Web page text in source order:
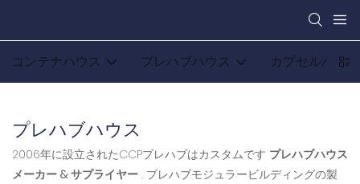
コンテナハウス プレハブハウス カプセルハウス
プレハブハウス
2006年に設立されたCCPプレハブはカスタムです プレハブハウス
メーカー & サプライヤー . プレハブモジュラービルディングの製